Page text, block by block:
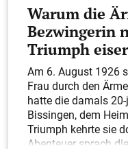
Galerie
Mit bunten
Göttin
Warum die
Bezwingerin
Triumph
Am 6. August 1926
Frau durch den
hatte die damals
Bissingen, dem
Triumph kehrte sie
Abenteuer sprach